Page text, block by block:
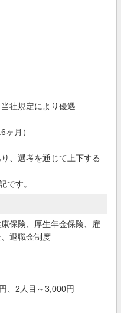
社規定により優遇
月）
、選考を通じて上下する
です。
保険、厚生年金保険、雇
退職金制度
、2人目～3,000円